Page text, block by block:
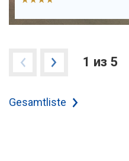
1 из 5
Gesamtliste